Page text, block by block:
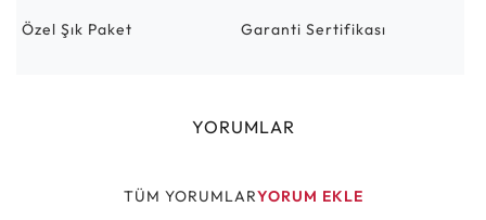
Özel Şık Paket Garanti Sertifikası
YORUMLAR
TÜM YORUMLARYORUM EKLE